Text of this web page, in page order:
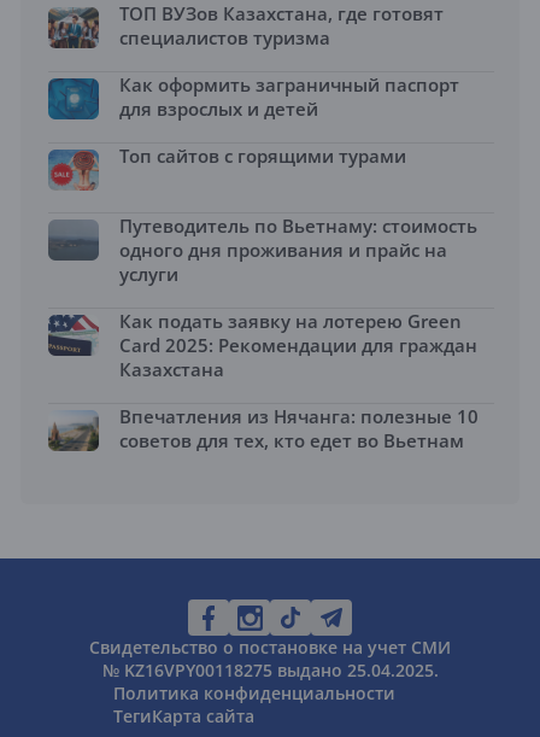
ТОП ВУЗов Казахстана, где готовят
специалистов туризма
Как оформить заграничный паспорт
для взрослых и детей
Топ сайтов с горящими турами
Путеводитель по Вьетнаму: стоимость
одного дня проживания и прайс на
услуги
Как подать заявку на лотерею Green
Card 2025: Рекомендации для граждан
Казахстана
Впечатления из Нячанга: полезные 10
советов для тех, кто едет во Вьетнам
Свидетельство о постановке на учет СМИ
№ KZ16VPY00118275 выдано 25.04.2025.
Политика конфиденциальности
ТегиКарта сайта